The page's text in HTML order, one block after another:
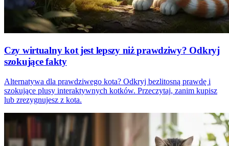
Czy wirtualny kot jest lepszy niż prawdziwy? Odkryj
szokujące fakty
Alternatywa dla prawdziwego kota? Odkryj bezlitosną prawdę i
szokujące plusy interaktywnych kotków. Przeczytaj, zanim kupisz
lub zrezygnujesz z kota.